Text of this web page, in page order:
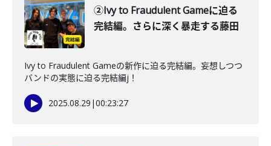
②Ivy to Fraudulent Gameに迫る
完結編。さらに深く暴走する藤田
Ivy to Fraudulent Gameの新作に迫る完結編。妄想しつつ
バンドの実態に迫る完結編j！
2025.08.29 |00:23:27